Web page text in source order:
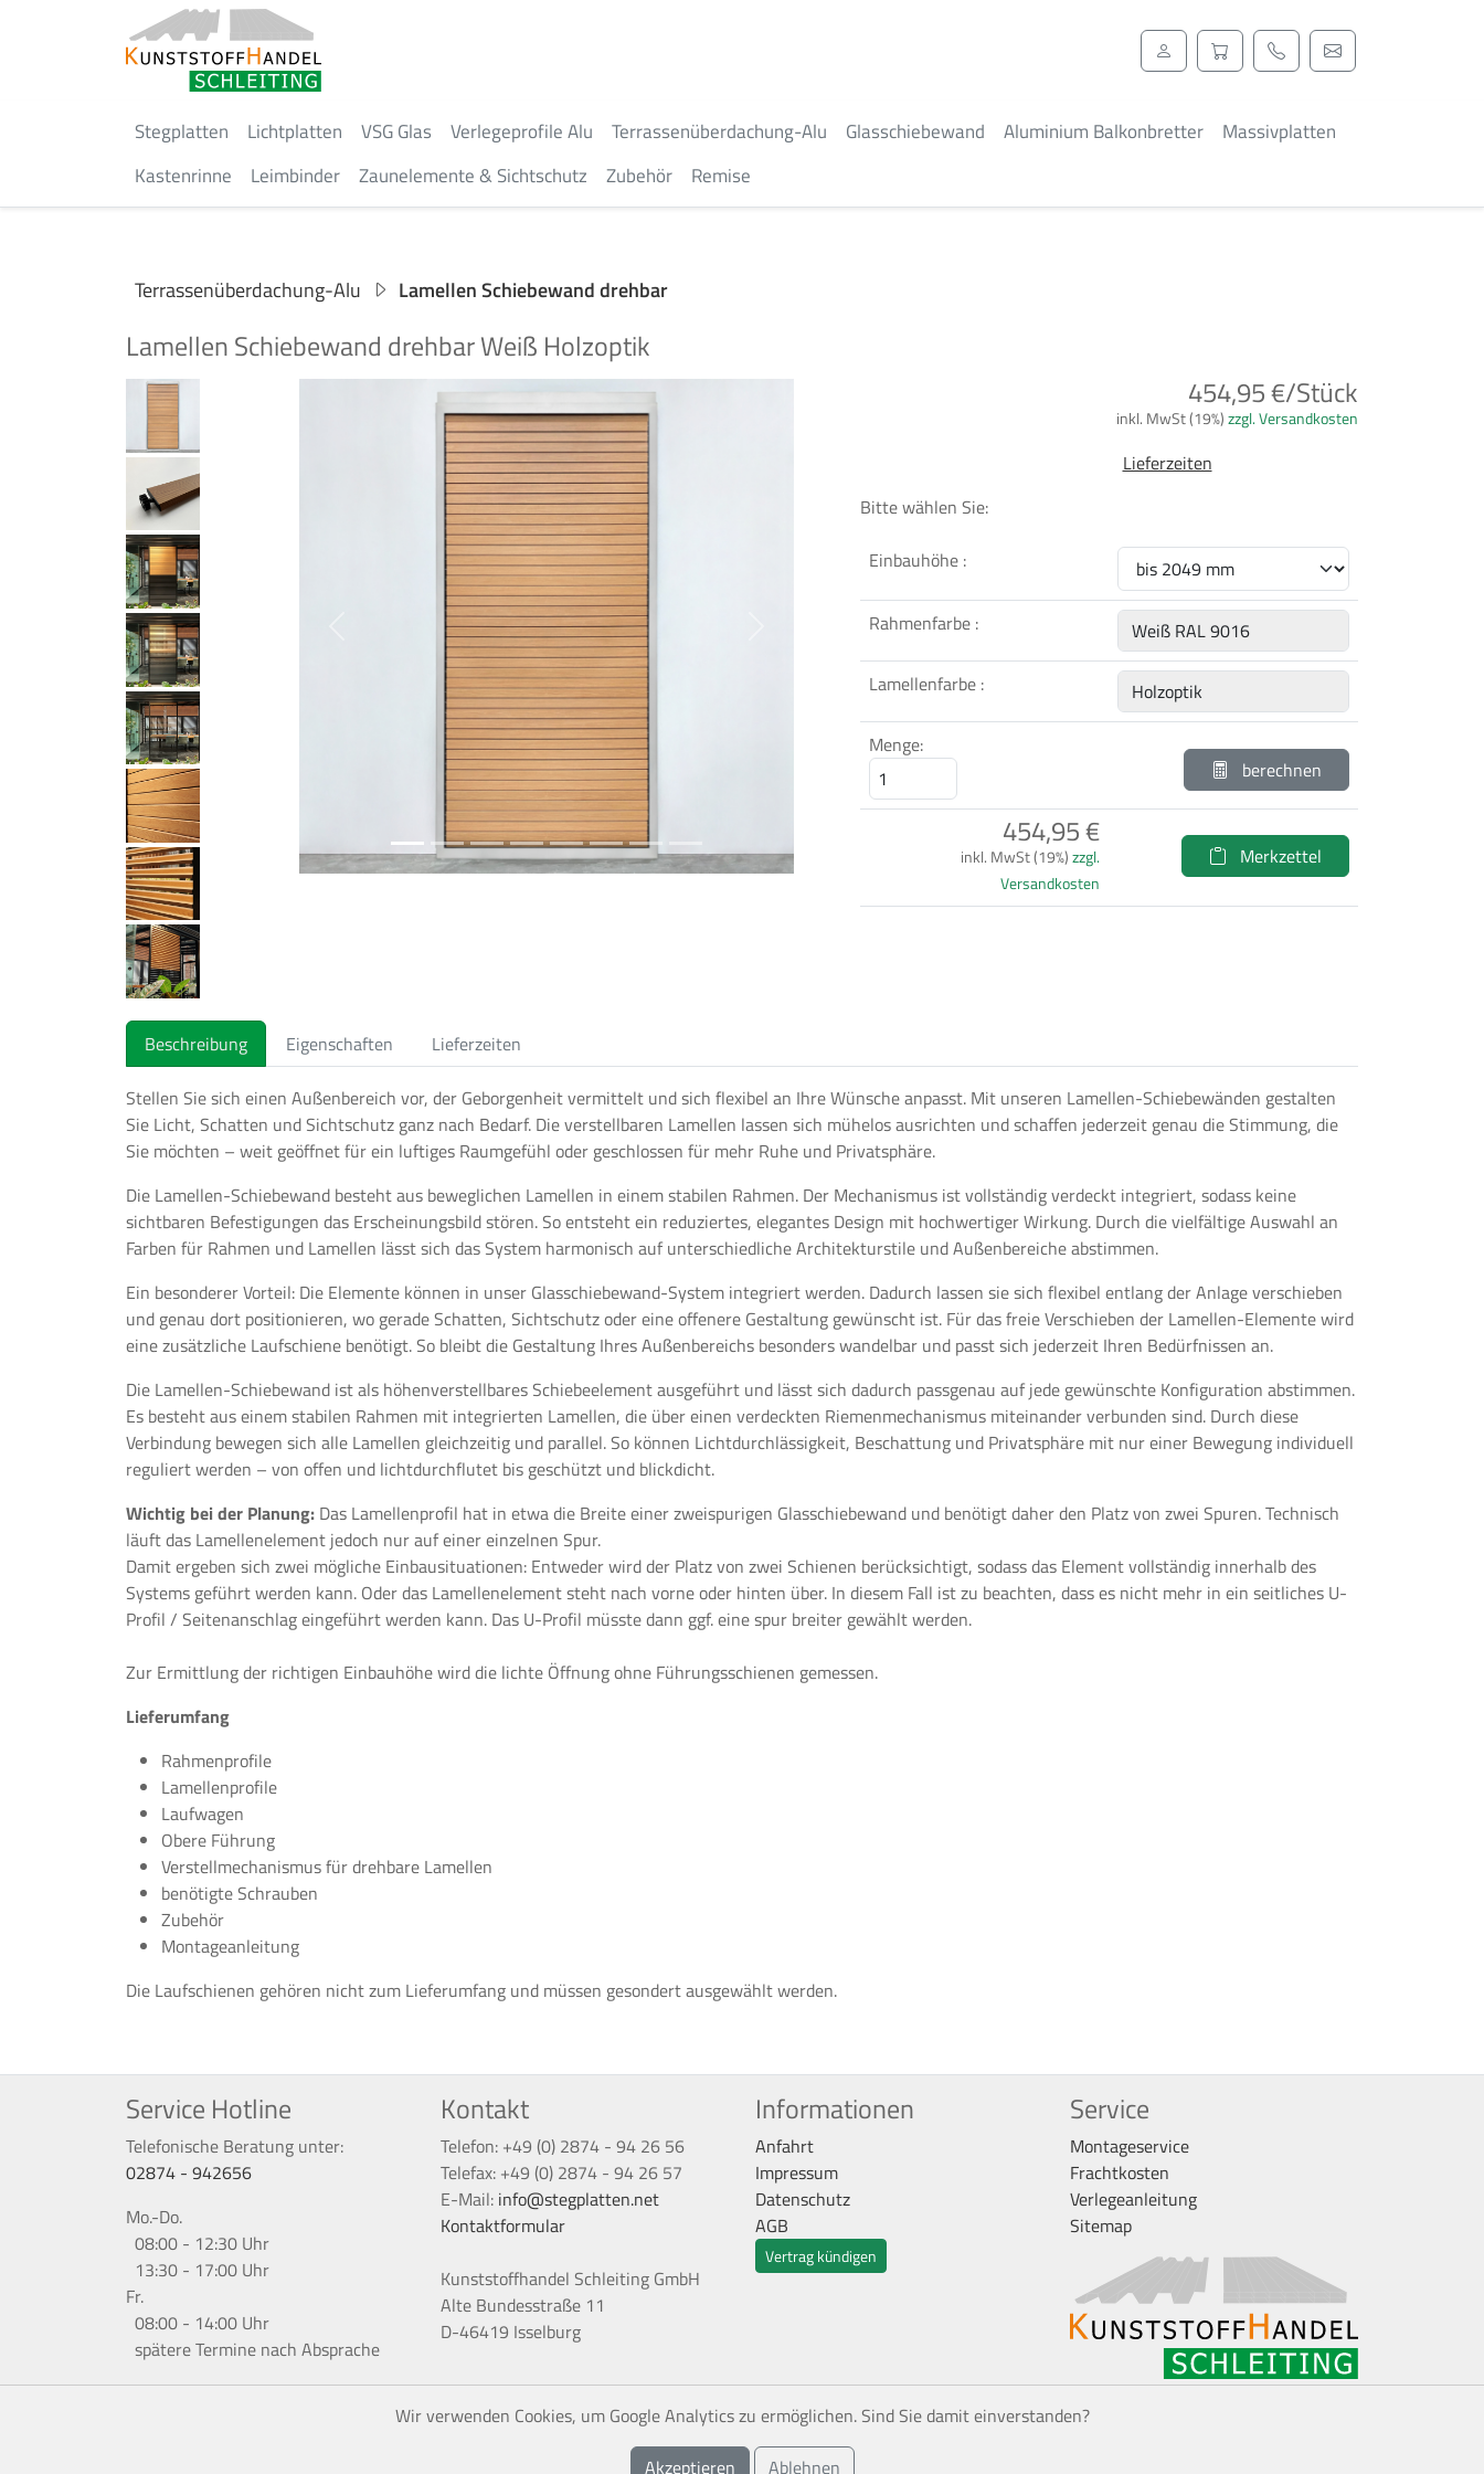
Stegplatten Lichtplatten VSG Glas Verlegeprofile Alu Terrassenüberdachung-Alu Glasschiebewand Aluminium Balkonbretter
Massivplatten
Kastenrinne
Leimbinder Zaunelemente & Sichtschutz Zubehör Remise
Terrassenüberdachung-Alu Lamellen Schiebewand drehbar
Lamellen Schiebewand drehbar Weiß Holzoptik
454,95 €/Stück
inkl. MwSt (19%)zzgl. Versandkosten
Lieferzeiten
Bitte wählen Sie:
Einbauhöhe :
Rahmenfarbe :
Lamellenfarbe :
Menge:
berechnen
454,95 €
inkl. MwSt (19%)zzgl.
Versandkosten
Merkzettel
Beschreibung Eigenschaften Lieferzeiten
Stellen Sie sich einen Außenbereich vor, der Geborgenheit vermittelt und sich flexibel an Ihre Wünsche anpasst. Mit unseren Lamellen-Schiebewänden gestalten
Sie Licht, Schatten und Sichtschutz ganz nach Bedarf. Die verstellbaren Lamellen lassen sich mühelos ausrichten und schaffen jederzeit genau die Stimmung, die
Sie möchten – weit geöffnet für ein luftiges Raumgefühl oder geschlossen für mehr Ruhe und Privatsphäre.
Die Lamellen-Schiebewand besteht aus beweglichen Lamellen in einem stabilen Rahmen. Der Mechanismus ist vollständig verdeckt integriert, sodass keine
sichtbaren Befestigungen das Erscheinungsbild stören. So entsteht ein reduziertes, elegantes Design mit hochwertiger Wirkung. Durch die vielfältige Auswahl an
Farben für Rahmen und Lamellen lässt sich das System harmonisch auf unterschiedliche Architekturstile und Außenbereiche abstimmen.
Ein besonderer Vorteil: Die Elemente können in unser Glasschiebewand-System integriert werden. Dadurch lassen sie sich flexibel entlang der Anlage verschieben
und genau dort positionieren, wo gerade Schatten, Sichtschutz oder eine offenere Gestaltung gewünscht ist. Für das freie Verschieben der Lamellen-Elemente wird
eine zusätzliche Laufschiene benötigt. So bleibt die Gestaltung Ihres Außenbereichs besonders wandelbar und passt sich jederzeit Ihren Bedürfnissen an.
Die Lamellen-Schiebewand ist als höhenverstellbares Schiebeelement ausgeführt und lässt sich dadurch passgenau auf jede gewünschte Konfiguration abstimmen.
Es besteht aus einem stabilen Rahmen mit integrierten Lamellen, die über einen verdeckten Riemenmechanismus miteinander verbunden sind. Durch diese
Verbindung bewegen sich alle Lamellen gleichzeitig und parallel. So können Lichtdurchlässigkeit, Beschattung und Privatsphäre mit nur einer Bewegung individuell
reguliert werden – von offen und lichtdurchflutet bis geschützt und blickdicht.
Wichtig bei der Planung: Das Lamellenprofil hat in etwa die Breite einer zweispurigen Glasschiebewand und benötigt daher den Platz von zwei Spuren. Technisch
läuft das Lamellenelement jedoch nur auf einer einzelnen Spur.
Damit ergeben sich zwei mögliche Einbausituationen: Entweder wird der Platz von zwei Schienen berücksichtigt, sodass das Element vollständig innerhalb des
Systems geführt werden kann. Oder das Lamellenelement steht nach vorne oder hinten über. In diesem Fall ist zu beachten, dass es nicht mehr in ein seitliches U-
Profil / Seitenanschlag eingeführt werden kann. Das U-Profil müsste dann ggf. eine spur breiter gewählt werden.
Zur Ermittlung der richtigen Einbauhöhe wird die lichte Öffnung ohne Führungsschienen gemessen.
Lieferumfang
Rahmenprofile
Lamellenprofile
Laufwagen
Obere Führung
Verstellmechanismus für drehbare Lamellen
benötigte Schrauben
Zubehör
Montageanleitung
Die Laufschienen gehören nicht zum Lieferumfang und müssen gesondert ausgewählt werden.
Service Hotline
Telefonische Beratung unter:
02874 - 942656
Mo.-Do.
08:00 - 12:30 Uhr
13:30 - 17:00 Uhr
Fr.
08:00 - 14:00 Uhr
spätere Termine nach Absprache
Kontakt
Telefon: +49 (0) 2874 - 94 26 56
Telefax: +49 (0) 2874 - 94 26 57
E-Mail: info@stegplatten.net
Kontaktformular
Kunststoffhandel Schleiting GmbH
Alte Bundesstraße 11
D-46419 Isselburg
Informationen
Anfahrt
Impressum
Datenschutz
AGB
Vertrag kündigen
Service
Montageservice
Frachtkosten
Verlegeanleitung
Sitemap
Wir verwenden Cookies, um Google Analytics zu ermöglichen. Sind Sie damit einverstanden?
Akzeptieren
Ablehnen